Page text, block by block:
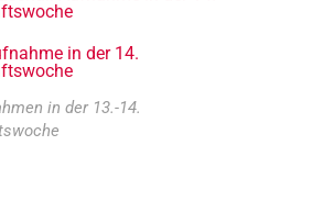
in der 13.-14.